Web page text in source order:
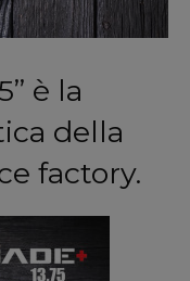
è la
della
factory.